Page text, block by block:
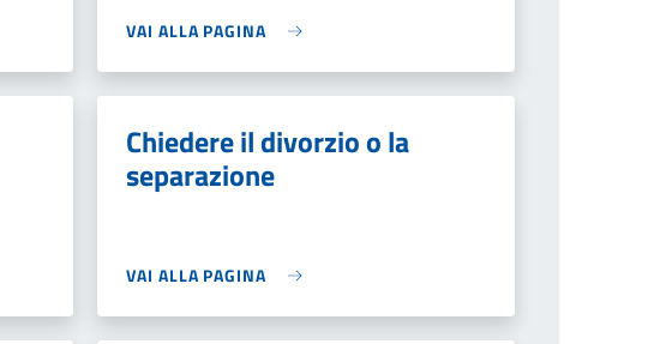
VAI ALLA PAGINA
Chiedere il divorzio o la
separazione
VAI ALLA PAGINA